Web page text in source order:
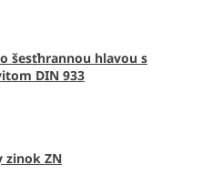
šesťhrannou hlavou s
DIN 933
zinok ZN